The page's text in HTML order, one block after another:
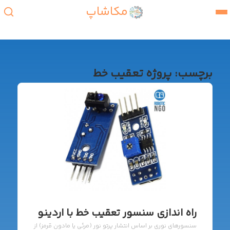
مکاشاپ
برچسب: پروژه تعقیب خط
راه اندازی سنسور تعقیب خط با اردینو
سنسورهای نوری بر اساس انتشار پرتو نور (مرئی یا مادون قرمز) از